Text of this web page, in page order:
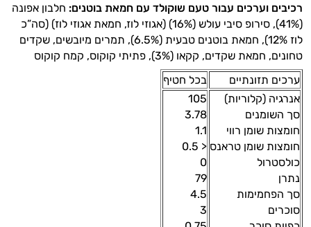
אבקות
חלבון
פאמפ
העלאת
אנרגיה
פעילות
גופנית
רכיבים וערכים עבור טעם שוקולד עם חמאת בוטנים: חלבון אפונה
(41%), סירופ סיבי עולש (16%) (אגוזי לוז, חמאת אגוזי לוז) (סה”כ
לוז 12%), חמאת בוטנים טבעית (6.5%), תמרים מיובשים, שקדים
טחונים, חמאת שקדים, קקאו (3%), פתיתי קוקוס, קמח קוקוס
ערכים תזונתיים
בכל חטיף
אנרגיה (קלוריות)
סך השומנים
חומצות שומן רווי
חומצות שומן טראנס
כולסטרול
נתרן
סך הפחמימות
סוכרים
105
3.78
1.1
< 0.5
0
79
4.5
3